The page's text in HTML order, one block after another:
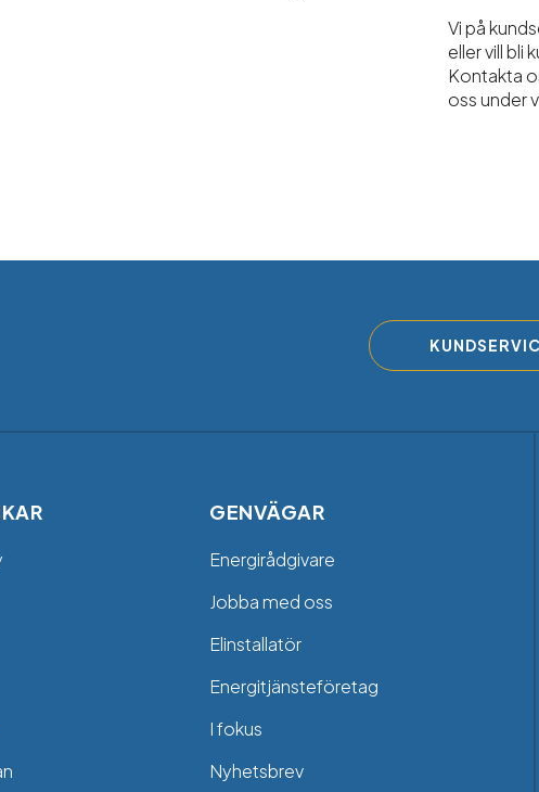
Vi på
eller vill bli
Kontakta
oss under
GENVÄGAR
Energirådgivare
Jobba med oss
Elinstallatör
Energitjänsteföretag
I fokus
Nyhetsbrev